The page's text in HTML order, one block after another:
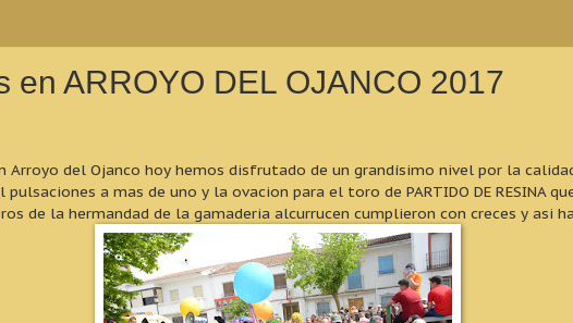
en ARROYO DEL OJANCO 2017
Arroyo del Ojanco hoy hemos disfrutado de un grandísimo nivel por la
a mas de uno y la ovacion para el toro de PARTIDO DE RESINA
de la hermandad de la gamaderia alcurrucen cumplieron con creces y asi